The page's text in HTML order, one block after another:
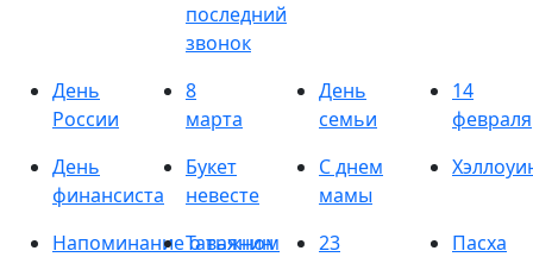
последний
звонок
День
России
8
марта
День
семьи
14
февраля
День
финансиста
Букет
невесте
С днем
мамы
Напоминание о важном
Татьянин
23
Пасха